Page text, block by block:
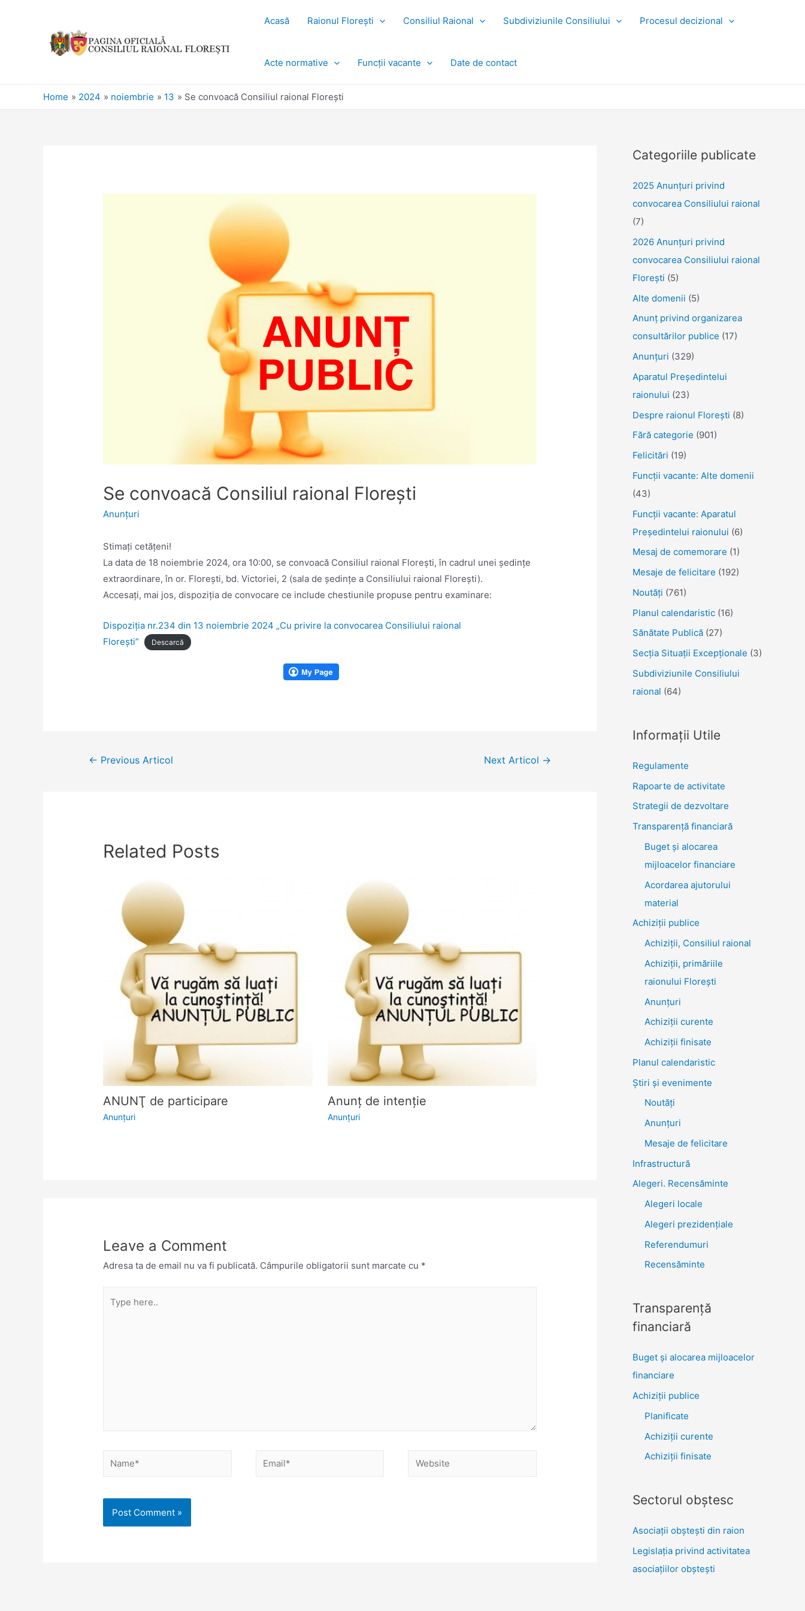
Acasă Raionul Florești Consiliul Raional Subdiviziunile Consiliului Procesul decizional
Acte normative Funcții vacante Date de contact
Home 2024 noiembrie 13 Se convoacă Consiliul raional Florești
Se convoacă Consiliul raional Florești
Anunţuri
Stimaţi cetăţeni!
La data de 18 noiembrie 2024, ora 10:00, se convoacă Consiliul raional Floreşti, în cadrul unei şedinţe
extraordinare, în or. Floreşti, bd. Victoriei, 2 (sala de ședințe a Consiliului raional Florești).
Accesaţi, mai jos, dispoziția de convocare ce include chestiunile propuse pentru examinare:
Dispoziția nr.234 din 13 noiembrie 2024 „Cu privire la convocarea Consiliului raional
Florești”
Descarcă
Navigare
← Previous Articol Next Articol →
Related Posts
ANUNŢ de participare
Anunţuri
Anunţ de intenţie
Anunţuri
Leave a Comment
Adresa ta de email nu va fi publicată. Câmpurile obligatorii sunt marcate cu *
here..
Name* Email* Website
Categoriile publicate
2025 Anunţuri privind
convocarea Consiliului raional
(7)
2026 Anunțuri privind
convocarea Consiliului raional
Florești (5)
Alte domenii (5)
Anunţ privind organizarea
consultărilor publice (17)
Anunţuri (329)
Aparatul Preşedintelui
raionului (23)
Despre raionul Floreşti (8)
Fără categorie (901)
Felicitări (19)
Funcţii vacante: Alte domenii
(43)
Funcții vacante: Aparatul
Președintelui raionului (6)
Mesaj de comemorare (1)
Mesaje de felicitare (192)
Noutăţi (761)
Planul calendaristic (16)
Sănătate Publică (27)
Secția Situații Excepționale (3)
Subdiviziunile Consiliului
raional (64)
Informații Utile
Regulamente
Rapoarte de activitate
Strategii de dezvoltare
Transparenţă financiară
Buget și alocarea
mijloacelor financiare
Acordarea ajutorului
material
Achiziţii publice
Achiziții, Consiliul raional
Achiziții, primăriile
raionului Florești
Anunțuri
Achiziții curente
Achiziții finisate
Planul calendaristic
Știri şi evenimente
Noutăţi
Anunţuri
Mesaje de felicitare
Infrastructură
Alegeri. Recensăminte
Alegeri locale
Alegeri prezidențiale
Referendumuri
Recensăminte
Transparenţă
financiară
Buget și alocarea mijloacelor
financiare
Achiziţii publice
Planificate
Achiziții curente
Achiziții finisate
Sectorul obştesc
Asociaţii obşteşti din raion
Legislaţia privind activitatea
asociaţiilor obşteşti